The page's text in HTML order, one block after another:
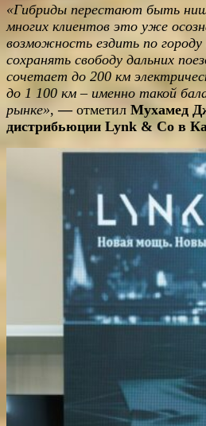
«Гибриды перестают быть
многих клиентов это уже
возможность ездить по
сохранять свободу дальних
сочетает до 200 км
до 1 100 км – именно такой
рынке»,— отметил Мухамед
дистрибьюции Lynk & Co в